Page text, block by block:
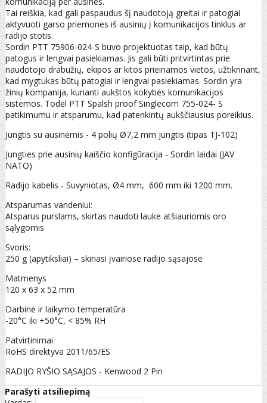
Tai reiškia, kad gali paspaudus šį naudotoją greitai ir patogiai
aktyvuoti garso priemones iš ausinių į komunikacijos tinklus ar
radijo stotis.
Sordin PTT 75906-024-S buvo projektuotas taip, kad būtų
patogus ir lengvai pasiekiamas. Jis gali būti pritvirtintas prie
naudotojo drabužių, ekipos ar kitos prieinamos vietos, užtikrinant,
kad mygtukas būtų patogiai ir lengvai pasiekiamas. Sordin yra
žinių kompanija, kurianti aukštos kokybės komunikacijos
sistemos. Todėl PTT Spalsh proof Singlecom 755-024- S
patikimumu ir atsparumu, kad patenkintų aukščiausius poreikius.
Jungtis su ausinėmis - 4 polių Ø7,2 mm jungtis (tipas TJ-102)
Jungties prie ausinių kaiščio konfigūracija - Sordin laidai (JAV
NATO)
Radijo kabelis - Suvyniotas, Ø4 mm, 600 mm iki 1200 mm.
Atsparumas vandeniui:
Atsparus purslams, skirtas naudoti lauke atšiauriomis oro
sąlygomis
Svoris:
250 g (apytiksliai) – skiriasi įvairiose radijo sąsajose
Matmenys
120 x 63 x 52 mm
Darbinė ir laikymo temperatūra
-20°C iki +50°C, < 85% RH
Patvirtinimai
RoHS direktyva 2011/65/ES
RADIJO RYŠIO SĄSAJOS - Kenwood 2 Pin
Parašyti atsiliepimą